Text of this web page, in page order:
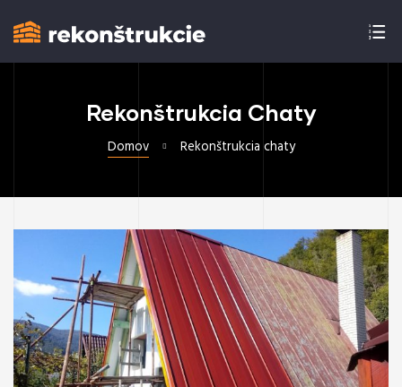
Rekonštrukcia Chaty
Domov Rekonštrukcia chaty